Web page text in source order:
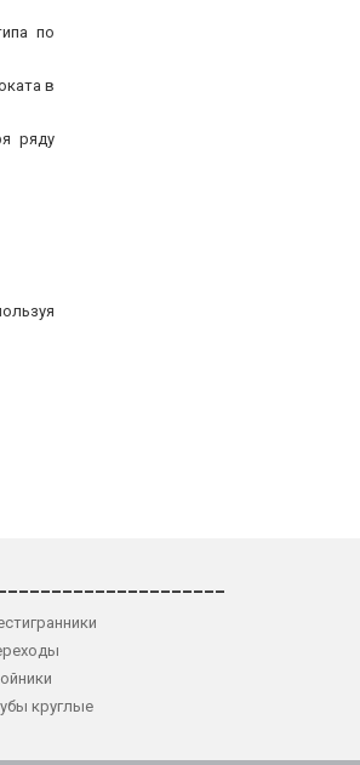
по
в
ряду
круглые